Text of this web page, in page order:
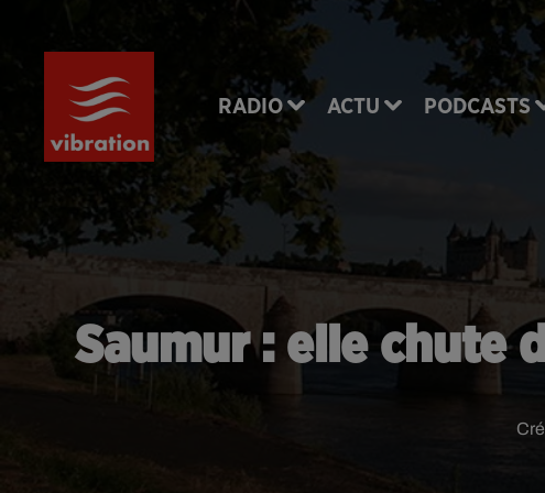
RADIO ACTU PODCASTS
Saumur : elle chute